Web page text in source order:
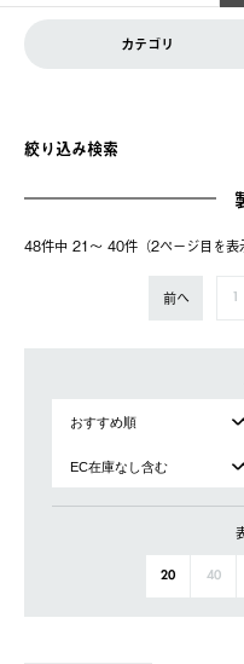
カテゴリ
絞り込み検索
48件中 21〜 40件（2ページ⽬を表
前へ
20 40